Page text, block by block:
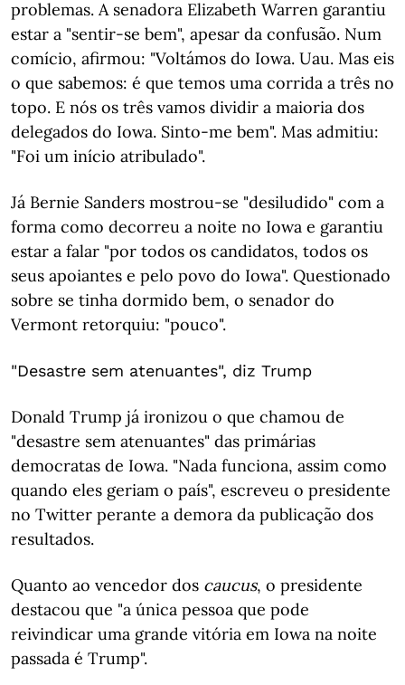
problemas. A senadora Elizabeth Warren garantiu
estar a "sentir-se bem", apesar da confusão. Num
comício, afirmou: "Voltámos do Iowa. Uau. Mas eis
o que sabemos: é que temos uma corrida a três no
topo. E nós os três vamos dividir a maioria dos
delegados do Iowa. Sinto-me bem". Mas admitiu:
"Foi um início atribulado".
Já Bernie Sanders mostrou-se "desiludido" com a
forma como decorreu a noite no Iowa e garantiu
estar a falar "por todos os candidatos, todos os
seus apoiantes e pelo povo do Iowa". Questionado
sobre se tinha dormido bem, o senador do
Vermont retorquiu: "pouco".
"Desastre sem atenuantes", diz Trump
Donald Trump já ironizou o que chamou de
"desastre sem atenuantes" das primárias
democratas de Iowa. "Nada funciona, assim como
quando eles geriam o país", escreveu o presidente
no Twitter perante a demora da publicação dos
resultados.
Quanto ao vencedor dos caucus, o presidente
destacou que "a única pessoa que pode
reivindicar uma grande vitória em Iowa na noite
passada é Trump".